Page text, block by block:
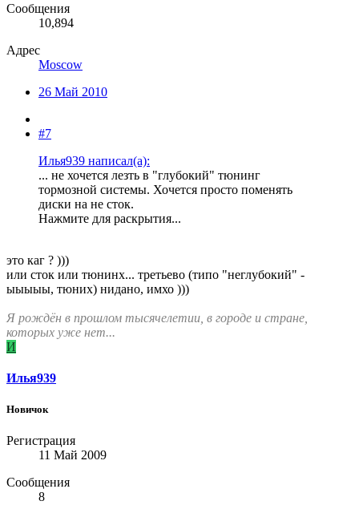
Сообщения
10,894
Адрес
Moscow
26 Май 2010
#7
Илья939 написал(а):
... не хочется лезть в "глубокий" тюнинг
тормозной системы. Хочется просто поменять
диски на не сток.
Нажмите для раскрытия...
это каг ? )))
или сток или тюнинх... третьево (типо "неглубокий" -
ыыыыы, тюних) нидано, имхо )))
Я рождён в прошлом тысячелетии, в городе и стране,
которых уже нет...
И
Илья939
Новичок
Регистрация
11 Май 2009
Сообщения
8